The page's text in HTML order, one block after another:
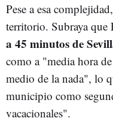
Pese a esa
territorio. Subraya que
a 45 minutos de
como a "media hora
medio de la nada", lo
municipio como
vacacionales".